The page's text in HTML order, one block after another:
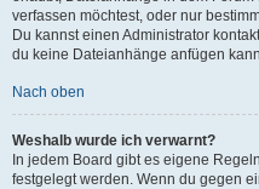
verfassen möchtest, oder nur
Du kannst einen Administrator
du keine Dateianhänge anfügen
Nach oben
Weshalb wurde ich verwarnt?
In jedem Board gibt es eigene
festgelegt werden. Wenn du gegen